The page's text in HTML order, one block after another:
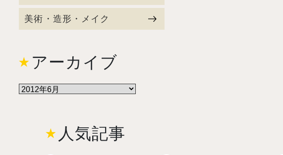
美術・造形・メイク
アーカイブ
人気記事